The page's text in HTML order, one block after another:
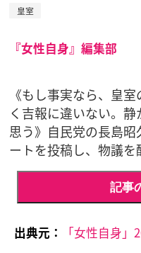
皇室
『女性自身』編集部
《もし事実なら、皇
く吉報に違いない。
思う》自民党の長島
ートを投稿し、物議
記事
出典元：
「女性自身